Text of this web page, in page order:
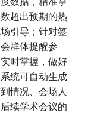
超出预期的热
引导；针对签
群体提醒参
时掌握，做好
统可自动生成
情况、会场人
续学术会议的